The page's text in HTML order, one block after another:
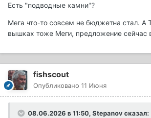
Есть "подводные камни"?
Мега что-то совсем не бюджетна стал. А
вышках тоже Меги, предложение сейчас
fishscout
Опубликовано 11 Июня
08.06.2026 в 11:50, Stepanovсказал: